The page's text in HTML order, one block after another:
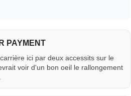
PAYMENT
ici par deux accessits sur le
voir d'un bon oeil le rallongement